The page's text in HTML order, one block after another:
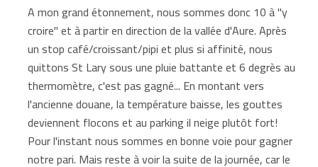
A mon grand étonnement, nous sommes donc 10 à "y
croire" et à partir en direction de la vallée d'Aure. Après
un stop café/croissant/pipi et plus si affinité, nous
quittons St Lary sous une pluie battante et 6 degrès au
thermomètre, c'est pas gagné... En montant vers
l'ancienne douane, la température baisse, les gouttes
deviennent flocons et au parking il neige plutôt fort!
Pour l'instant nous sommes en bonne voie pour gagner
notre pari. Mais reste à voir la suite de la journée, car le